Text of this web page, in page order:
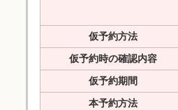
仮予約方法
仮予約時の確認内容
仮予約期間
本予約方法